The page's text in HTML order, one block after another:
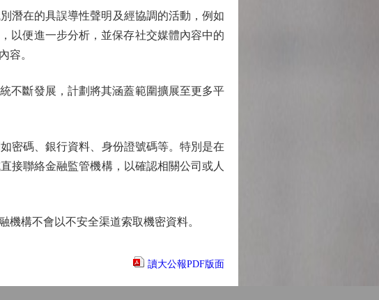
在的具誤導性聲明及經協調的活動，例如
以便進一步分析，並保存社交媒體內容中的
容。
斷發展，計劃將其涵蓋範圍擴展至更多平
碼、銀行資料、身份證號碼等。特別是在
接聯絡金融監管機構，以確認相關公司或人
構不會以不安全渠道索取機密資料。
讀大公報PDF版面